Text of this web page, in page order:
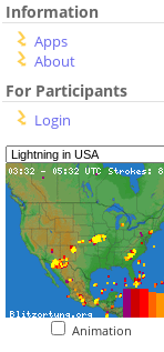
Information
Apps
About
For Participants
Login
Animation